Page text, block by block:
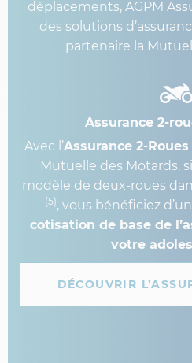
déplacements, AGPM
des solutions
partenaire la
Assurance 2-
Avec l’Assurance 2-Roues
Mutuelle des Motards,
modèle de deux-roues
(5), vous bénéficiez
cotisation de base de
votre
DÉCOUVRIR